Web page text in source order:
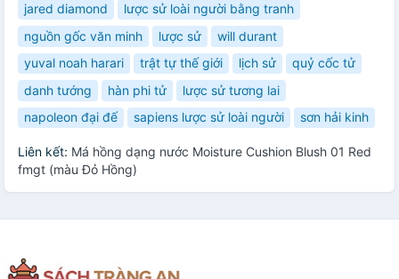
jared diamond
lược sử loài người bằng tranh
nguồn gốc văn minh
lược sử
will durant
yuval noah harari
trật tự thế giới lịch sử
quỷ cốc tử
danh tướng
hàn phi tử
lược sử tương lai
napoleon đại đế
sapiens lược sử loài người sơn hải kinh
Liên kết: Má hồng dạng nước Moisture Cushion Blush 01 Red
fmgt (màu Đỏ Hồng)